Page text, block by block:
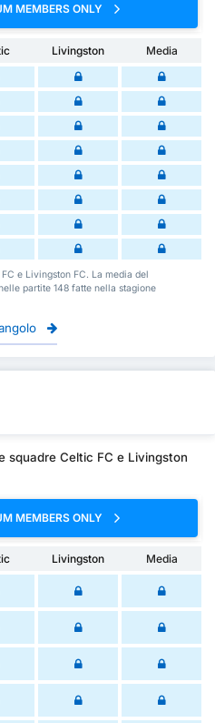
MEMBERS ONLY
Livingston
Media
e Livingston FC. La media del
partite 148 fatte nella stagione
squadre Celtic FC e Livingston
MEMBERS ONLY
Livingston
Media